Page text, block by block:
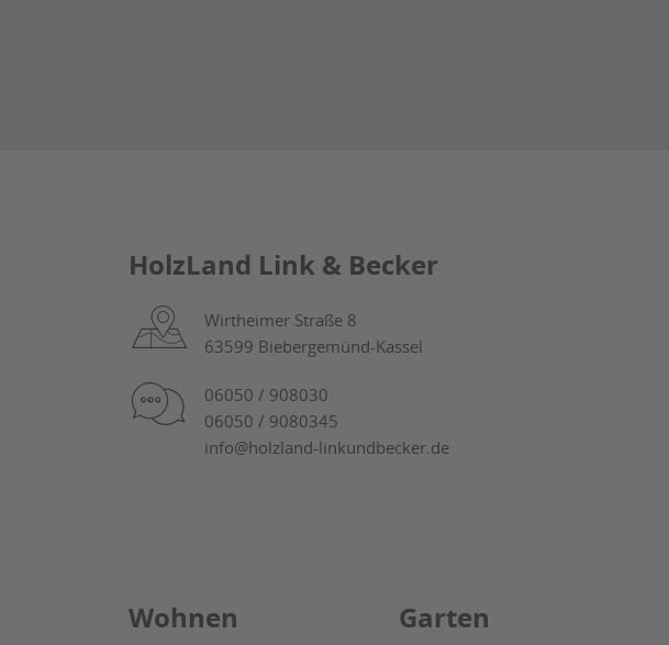
HolzLand Link & Becker
Wirtheimer Straße 8
63599 Biebergemünd-Kassel
06050 / 908030
06050 / 9080345
info@holzland-linkundbecker.de
Wohnen Garten